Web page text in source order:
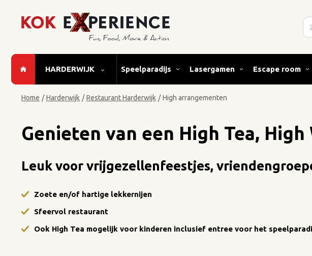
HARDERWIJK Speelparadijs Lasergamen Escape room
Home / Harderwijk / Restaurant Harderwijk / High arrangementen
Genieten van een High Tea,
Leuk voor vrijgezellenfeestjes,
Zoete en/of hartige lekkernijen
Sfeervol restaurant
Ook High Tea mogelijk voor kinderen inclusief entree voor het